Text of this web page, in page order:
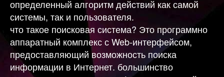
определенный алгоритм действий как самой
системы, так и пользователя.
что такое поисковая система? Это программно
аппаратный комплекс с Web-интерфейсом,
предоставляющий возможность поиска
информации в Интернет. большинство